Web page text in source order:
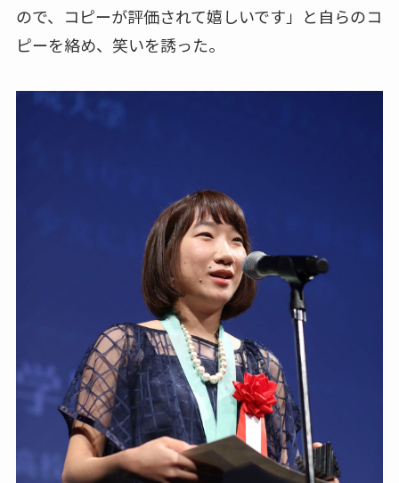
ので、コピーが評価されて嬉しいです」と自らのコ
ピーを絡め、笑いを誘った。